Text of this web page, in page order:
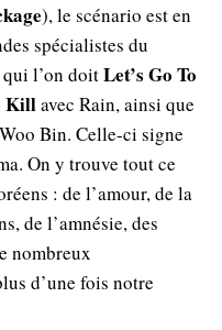
), le scénario est en
spécialistes du
l’on doitLet’s Go To
Killavec Rain, ainsi que
Bin. Celle-ci signe
On y trouve tout ce
: de l’amour, de la
de l’amnésie, des
nombreux
d’une fois notre